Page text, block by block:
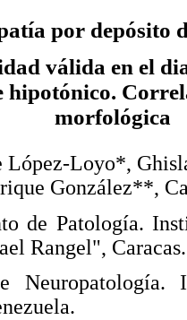
por depósito
válida en el
hipotónico.
morfológica
López-Loyo*,
González**,
de Patología.
Rangel", Caracas.
Neuropatología.